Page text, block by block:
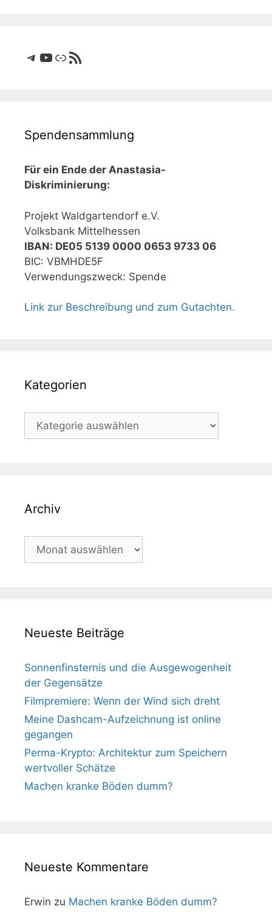
Telegram
YouTube
LinkRSS-Feed
Spendensammlung
Für ein Ende der Anastasia-
Diskriminierung:
Projekt Waldgartendorf e.V.
Volksbank Mittelhessen
IBAN: DE05 5139 0000 0653 9733 06
BIC: VBMHDE5F
Verwendungszweck: Spende
Link zur Beschreibung und zum Gutachten.
Kategorien
Kategorien
Archiv
Archiv
Neueste Beiträge
Sonnenfinsternis und die Ausgewogenheit
der Gegensätze
Filmpremiere: Wenn der Wind sich dreht
Meine Dashcam-Aufzeichnung ist online
gegangen
Perma-Krypto: Architektur zum Speichern
wertvoller Schätze
Machen kranke Böden dumm?
Neueste Kommentare
Erwin zu Machen kranke Böden dumm?